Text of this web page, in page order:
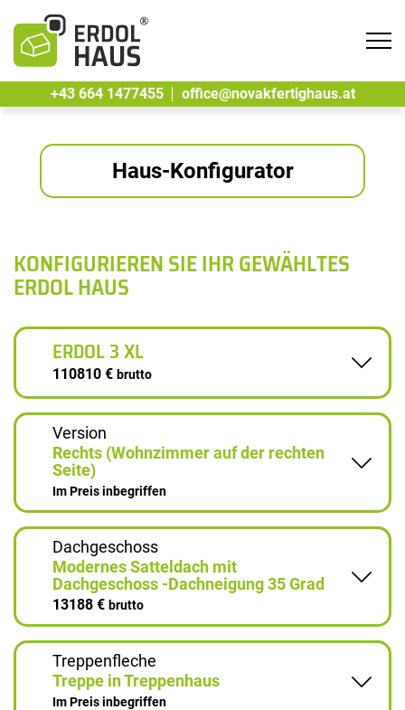
+43 664 1477455
office@novakfertighaus.at
Haus-Konfigurator
KONFIGURIEREN SIE IHR GEWÄHLTES
ERDOL HAUS
ERDOL 3 XL
110810 € brutto
Version
Rechts (Wohnzimmer auf der rechten
Seite)
Im Preis inbegriffen
Dachgeschoss
Modernes Satteldach mit
Dachgeschoss -Dachneigung 35 Grad
13188 € brutto
Treppenfleche
Treppe in Treppenhaus
Im Preis inbegriffen